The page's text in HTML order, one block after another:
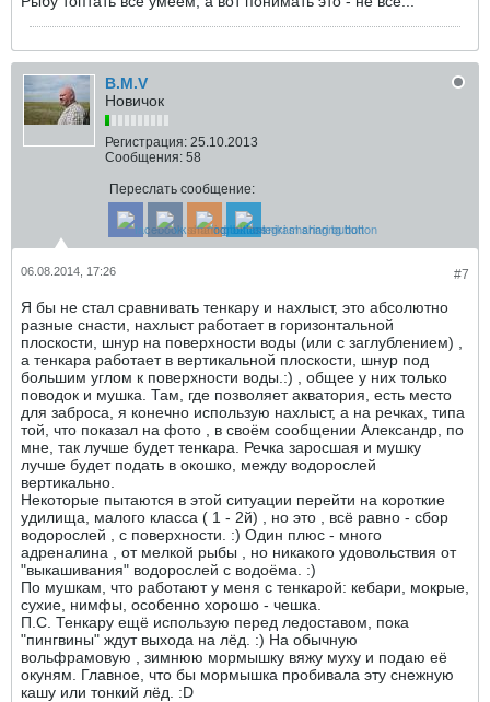
B.M.V
Новичок
Регистрация: 25.10.2013
Сообщения: 58
Переслать сообщение:
#7
06.08.2014, 17:26
Я бы не стал сравнивать тенкару и нахлыст, это абсолютно
разные снасти, нахлыст работает в горизонтальной
плоскости, шнур на поверхности воды (или с заглублением) ,
а тенкара работает в вертикальной плоскости, шнур под
большим углом к поверхности воды.:) , общее у них только
поводок и мушка. Там, где позволяет акватория, есть место
для заброса, я конечно использую нахлыст, а на речках, типа
той, что показал на фото , в своём сообщении Александр, по
мне, так лучше будет тенкара. Речка заросшая и мушку
лучше будет подать в окошко, между водорослей
вертикально.
Некоторые пытаются в этой ситуации перейти на короткие
удилища, малого класса ( 1 - 2й) , но это , всё равно - сбор
водорослей , с поверхности. :) Один плюс - много
адреналина , от мелкой рыбы , но никакого удовольствия от
"выкашивания" водорослей с водоёма. :)
По мушкам, что работают у меня с тенкарой: кебари, мокрые,
сухие, нимфы, особенно хорошо - чешка.
П.С. Тенкару ещё использую перед ледоставом, пока
"пингвины" ждут выхода на лёд. :) На обычную
вольфрамовую , зимнюю мормышку вяжу муху и подаю её
окуням. Главное, что бы мормышка пробивала эту снежную
кашу или тонкий лёд. :D